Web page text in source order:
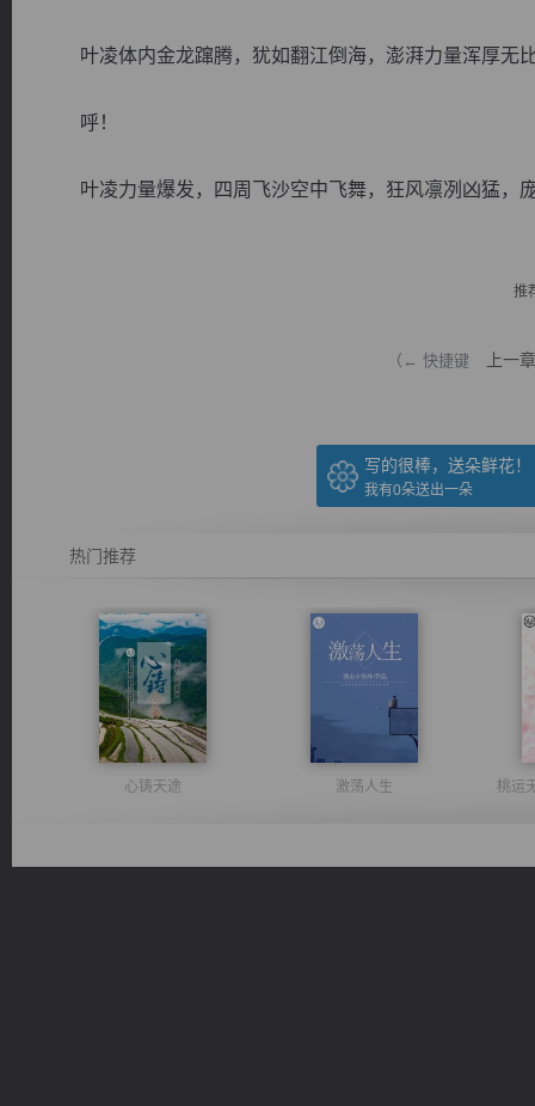
叶凌体内金龙蹿腾，犹如翻江倒海，澎湃力量浑厚无
呼！
叶凌力量爆发，四周飞沙空中飞舞，狂风凛冽凶猛，
推
（← 快捷键 上一章
写的很棒，送朵鲜花！
我有0朵送出一朵
热门推荐
心铸天途 激荡人生 桃运